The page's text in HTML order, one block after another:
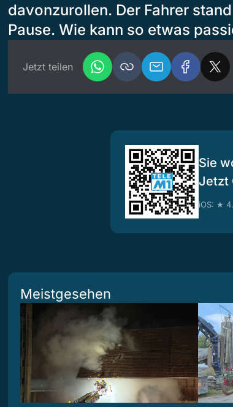
davonzurollen. Der Fahrer
Pause. Wie kann so etwas
Jetzt teilen
Sie
Jetzt
iOS: ★
Meistgesehen